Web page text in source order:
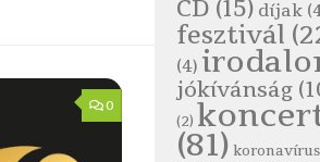
0
CD (15) díjak
fesztivál
(4)
jókívánság
(2)
(81) koronavírus